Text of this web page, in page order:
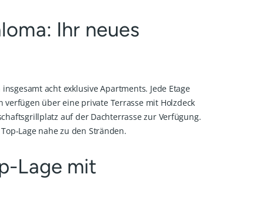
Ihr neues
acht exklusive Apartments. Jede Etage
über eine private Terrasse mit Holzdeck
auf der Dachterrasse zur Verfügung.
Lage nahe zu den Stränden.
Lage mit